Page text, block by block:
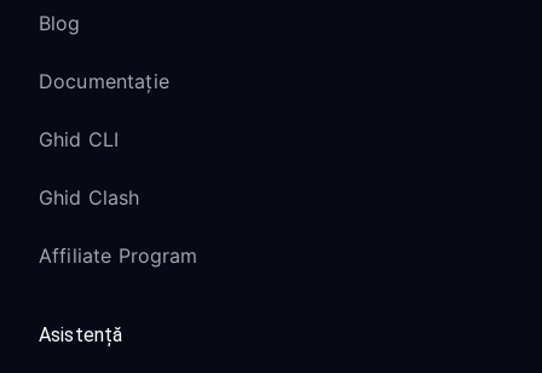
Android TV 7.0 - 8.0:
Wi-Fi
Unele versiuni pot necesita
Google TV (cele mai
Blog
Documentație
Ghid CLI
Ghid Clash
Affiliate Program
Asistență